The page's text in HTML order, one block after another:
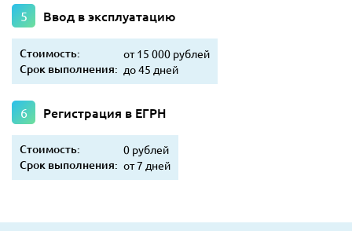
Ввод в эксплуатацию
Стоимость: от 15 000 рублей
Срок выполнения: до 45 дней
Регистрация в ЕГРН
Стоимость: 0 рублей
Срок выполнения: от 7 дней